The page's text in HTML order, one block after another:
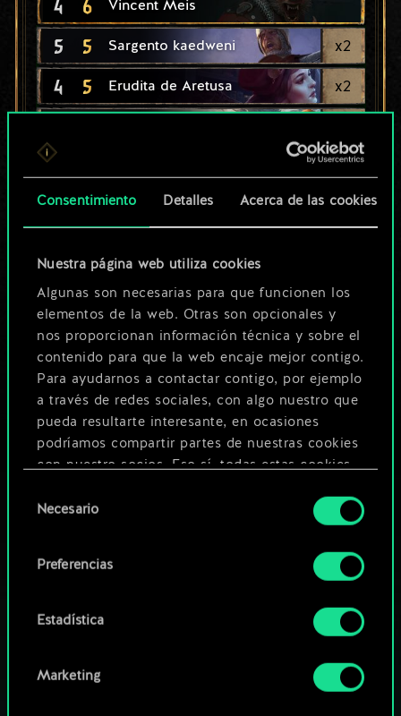
Consentimiento Detalles Acerca de las cookies
Nuestra página web utiliza cookies
Algunas son necesarias para que funcionen los
elementos de la web. Otras son opcionales y
nos proporcionan información técnica y sobre el
contenido para que la web encaje mejor contigo.
Para ayudarnos a contactar contigo, por ejemplo
a través de redes sociales, con algo nuestro que
pueda resultarte interesante, en ocasiones
podríamos compartir partes de nuestras cookies
con nuestro socios. Eso sí, todas estas cookies
Encontrarás todos los detalles sobre nuestro uso
preferencias al respecto en el menú «Ajustes» de
deNecesario
Preferencias
Estadística
Marketing
4 6 Vincent Meis
5 5 Sargento kaedweni x2
4 5 Erudita de Aretusa x2
x2
4 5 Pluteo
4 4 Guardia Real de Radovid
2 4 Caballero redaniano
¿QUÉ TAL UNA PARTIDA DE GWENT?